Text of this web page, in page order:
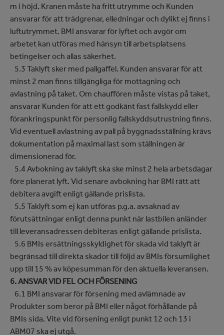
m i höjd. Kranen måste ha fritt utrymme och Kunden
ansvarar för att trädgrenar, elledningar och dylikt ej finns i
luftutrymmet. BMI ansvarar för lyftet och avgör om
arbetet kan utföras med hänsyn till arbetsplatsens
betingelser och allas säkerhet.
5.3 Taklyft sker med pallgaffel. Kunden ansvarar för att
minst 2 man finns tillgängliga för mottagning och
avlastning på taket. Om chauffören måste vistas på taket,
ansvarar Kunden för att ett godkänt fast fallskydd eller
förankringspunkt för personlig fallskyddsutrustning finns.
Vid eventuell avlastning av pall på byggnadsställning krävs
dokumentation på maximal last som ställningen är
dimensionerad för.
5.4 Avbokning av taklyft ska ske minst 2 hela arbetsdagar
före planerat lyft. Vid senare avbokning har BMI rätt att
debitera avgift enligt gällande prislista.
5.5 Taklyft som ej kan utföras p.g.a. avsaknad av
förutsättningar enligt denna punkt när lastbilen anländer
till leveransadressen debiteras enligt gällande prislista.
5.6 BMIs ersättningsskyldighet för skada vid taklyft är
begränsad till direkta skador till följd av BMIs försumlighet
upp till 15 % av köpesumman för den aktuella leveransen.
6. ANSVAR VID FEL OCH FÖRSENING
6.1 BMI ansvarar för försening med avlämnade av
Produkter som beror på BMI eller något förhållande på
BMIs sida. Vite vid försening enligt punkt 12 och 13 i
ABM07 ska ej utgå.